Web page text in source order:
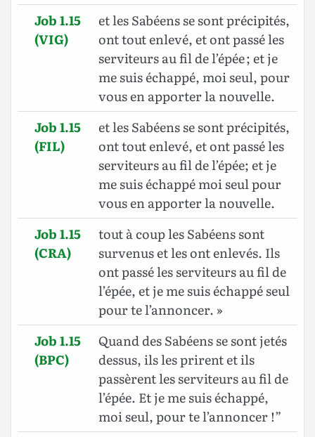
Job 1.15
(VIG)
et les Sabéens se sont précipités,
ont tout enlevé, et ont passé les
serviteurs au fil de l’épée ; et je
me suis échappé, moi seul, pour
vous en apporter la nouvelle.
Job 1.15
(FIL)
et les Sabéens se sont précipités,
ont tout enlevé, et ont passé les
serviteurs au fil de l’épée; et je
me suis échappé moi seul pour
vous en apporter la nouvelle.
Job 1.15
(CRA)
tout à coup les Sabéens sont
survenus et les ont enlevés. Ils
ont passé les serviteurs au fil de
l’épée, et je me suis échappé seul
pour te l’annoncer. »
Job 1.15
(BPC)
Quand des Sabéens se sont jetés
dessus, ils les prirent et ils
passèrent les serviteurs au fil de
l’épée. Et je me suis échappé,
moi seul, pour te l’annoncer !”